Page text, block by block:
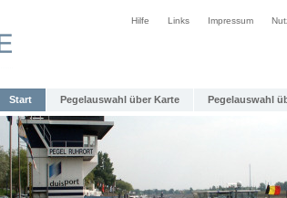
Hilfe Links Impressum
Start Pegelauswahl über Karte Pegelauswahl